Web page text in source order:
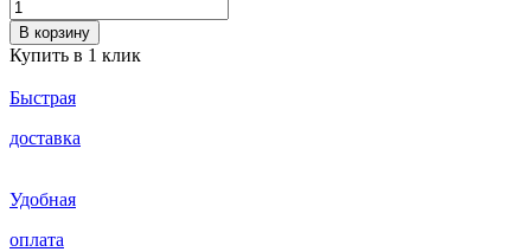
В корзину
Купить в 1 клик
Быстрая
доставка
Удобная
оплата